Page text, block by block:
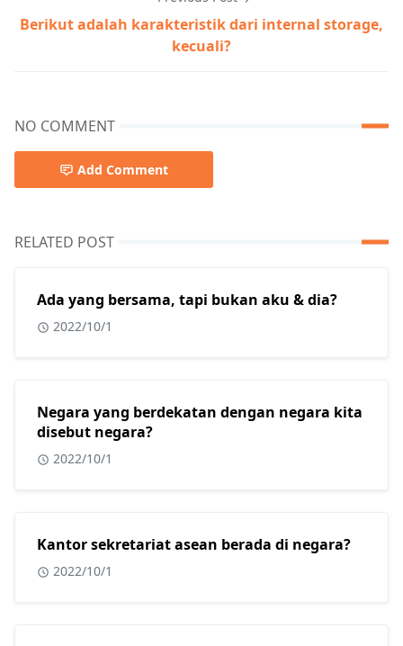
Berikut adalah karakteristik dari internal storage,
kecuali?
NO COMMENT
Add Comment
RELATED POST
Ada yang bersama, tapi bukan aku & dia?
2022/10/1
Negara yang berdekatan dengan negara kita
disebut negara?
2022/10/1
Kantor sekretariat asean berada di negara?
2022/10/1